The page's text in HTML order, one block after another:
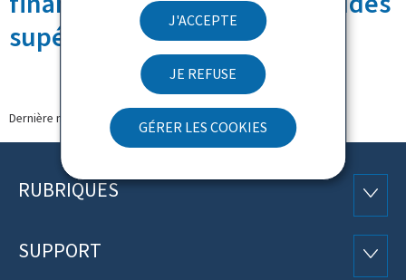
J'ACCEPTE
JE REFUSE
GÉRER LES COOKIES
supérieures
Dernière modification le 16.09.2021
Pied
page
RUBRIQUES
SUPPORT